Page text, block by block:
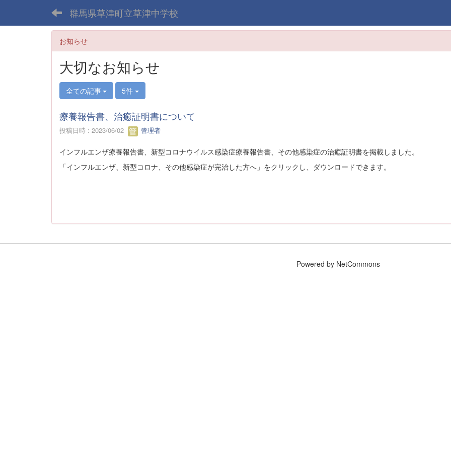
群馬県草津町立草津中学校
お知らせ
大切なお知らせ
全ての記事 5件
療養報告書、治癒証明書について
投稿日時 : 2023/06/02 管理者
インフルエンザ療養報告書、新型コロナウイルス感染症療養報告書、その他感染症の治癒証明書を掲載しました。
「インフルエンザ、新型コロナ、その他感染症が完治した方へ」をクリックし、ダウンロードできます。
Powered by NetCommons